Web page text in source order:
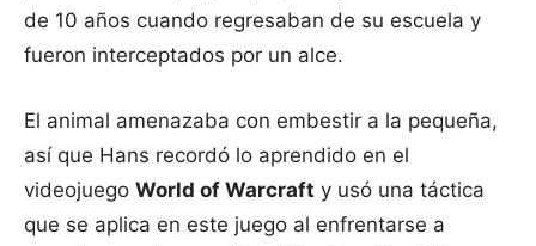
de 10 años cuando regresaban de su escuela y
fueron interceptados por un alce.
El animal amenazaba con embestir a la pequeña,
así que Hans recordó lo aprendido en el
videojuego World of Warcraft y usó una táctica
que se aplica en este juego al enfrentarse a